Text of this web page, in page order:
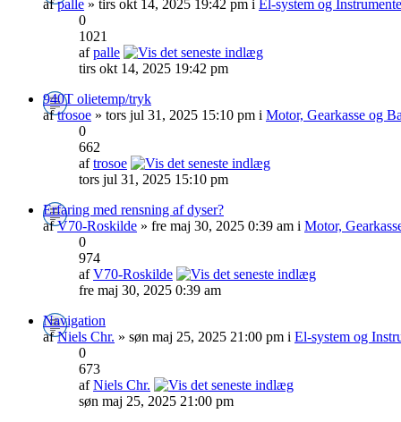
afpalle » tirs okt 14, 2025 19:42 pm i El-system og
0
1021
afpalle
tirs okt 14, 2025 19:42 pm
940T olietemp/tryk
aftrosoe » tors jul 31, 2025 15:10 pm i Motor, Gearkasse og
0
662
aftrosoe
tors jul 31, 2025 15:10 pm
Erfaring med rensning af dyser?
afV70-Roskilde » fre maj 30, 2025 0:39 am i Motor,
0
974
afV70-Roskilde
fre maj 30, 2025 0:39 am
Navigation
afNiels Chr. » søn maj 25, 2025 21:00 pm i El-system og
0
673
afNiels Chr.
søn maj 25, 2025 21:00 pm